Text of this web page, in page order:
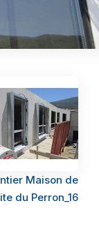
Maison de
du Perron_16